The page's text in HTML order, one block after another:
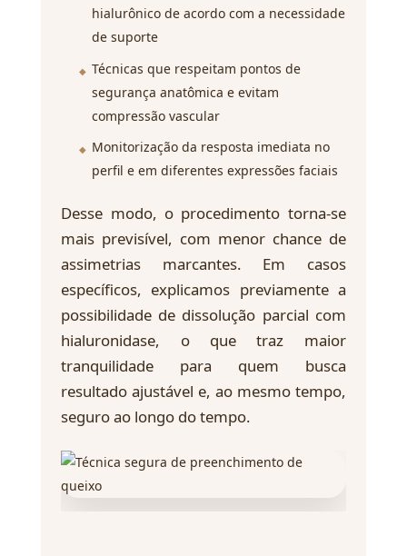
hialurônico de acordo com a necessidade
de suporte
Técnicas que respeitam pontos de
segurança anatômica e evitam
compressão vascular
Monitorização da resposta imediata no
perfil e em diferentes expressões faciais
Desse modo, o procedimento torna-se
mais previsível, com menor chance de
assimetrias marcantes. Em casos
específicos, explicamos previamente a
possibilidade de dissolução parcial com
hialuronidase, o que traz maior
tranquilidade para quem busca
resultado ajustável e, ao mesmo tempo,
seguro ao longo do tempo.